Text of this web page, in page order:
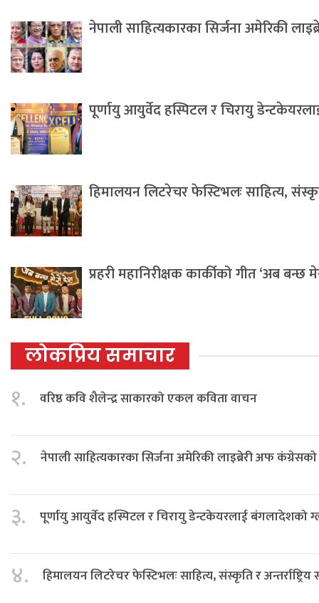
नेपाली साहित्यकारका सिर्जना अमेरिकी
पूर्णायु आयुर्वेद हस्पिटल र चिरायु
हिमालयन लिटरेचर फेस्टिभलः साहित्य,
प्रहरी महानिरीक्षक कार्कीको गीत ‘अब बन्छ
लोकप्रिय समाचार
१. वरिष्ठ कवि शैलेन्द्र साकारको एकल कविता वाचन
२. नेपाली साहित्यकारका सिर्जना अमेरिकी लाइब्रेरी अफ
३. पूर्णायु आयुर्वेद हस्पिटल र चिरायु डेन्टकेयरलाई बंगलादेशको
४. हिमालयन लिटरेचर फेस्टिभलः साहित्य, संस्कृति र अन्तर्राष्ट्रिय